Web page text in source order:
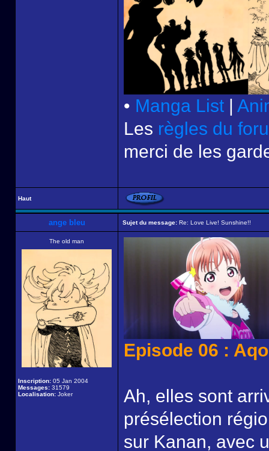
• Manga List |
Les règles du
merci de les
Haut
ange bleu Sujet du message: Re: Love Live! Sunshine!!
The old man
Inscription: 05 Jan 2004
Messages: 31579
Localisation: Joker
Episode 06 :
Ah, elles sont
présélection
sur Kanan, avec